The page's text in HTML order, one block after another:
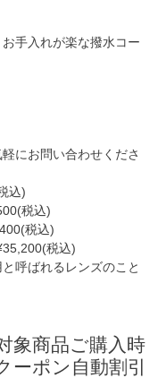
手入れが楽な撥水コー
にお問い合わせくださ
込)
税込)
税込)
税込)
呼ばれるレンズのこと
象商品ご購入時
ーポン自動割引